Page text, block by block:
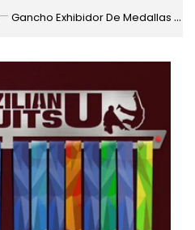
Gancho Exhibidor De Medallas Jiu Jitsu